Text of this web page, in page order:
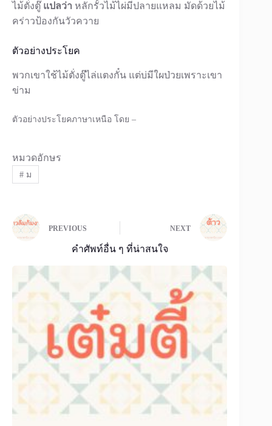
ไม้ตั่งตู๊ แปลว่า หลักรั้วไม้ไผ่มีปลายแหลม มัดด้วยไม้
คร่าวป้องกันวัวควาย
ตัวอย่างประโยค
พวกเขาใช้ไม้ตั่งตู๊ไล่แตงกั๋น แต่บ่มีใผป่วยเพราะเขา
ข่าม
ตัวอย่างประโยคภาษาเหนือ โดย –
หมวดอักษร
#ม
PREVIOUS NEXT
คำศัพท์อื่น ๆ ที่น่าสนใจ